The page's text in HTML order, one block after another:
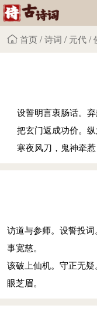
首页/诗词 / 元代/
设誓明言衷肠话。
把玄门返成功价。
寒夜风刀，鬼神牵惹
访道与参师。设誓投
事宽慈。
该破上仙机。守正无
眼芝眉。